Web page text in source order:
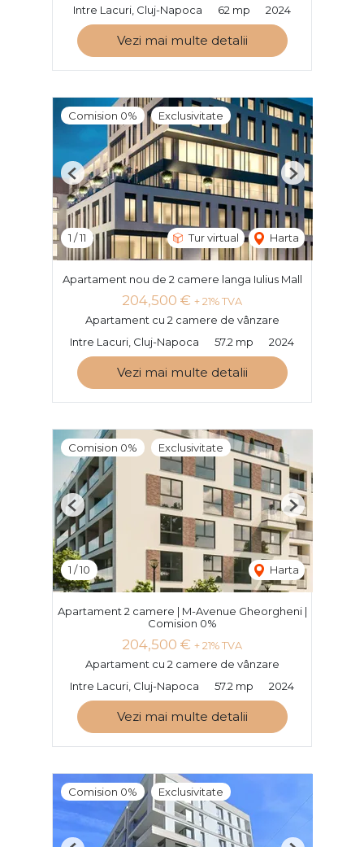
Intre Lacuri, Cluj-Napoca
62 mp 2024
Vezi mai multe detalii
Comision 0% Exclusivitate
1 /11 Tur virtual Harta
Previous Next
Apartament nou de 2 camere langa Iulius Mall
204,500 € + 21% TVA
Apartament cu 2 camere de vânzare
Intre Lacuri, Cluj-Napoca
57.2 mp 2024
Vezi mai multe detalii
Comision 0% Exclusivitate
1 /10 Harta
Previous Next
Apartament 2 camere | M-Avenue Gheorgheni |
Comision 0%
204,500 € + 21% TVA
Apartament cu 2 camere de vânzare
Intre Lacuri, Cluj-Napoca
57.2 mp 2024
Vezi mai multe detalii
Comision 0% Exclusivitate